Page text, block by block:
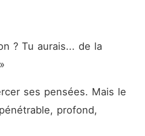
? Tu aurais... de la
ses pensées. Mais le
profond,